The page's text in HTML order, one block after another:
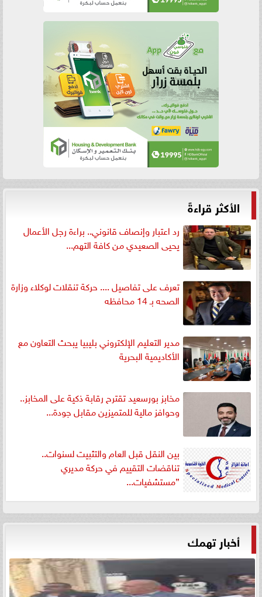
الأكثر قراءةً
رد اعتبار وإنصاف قانوني.. براءة رجل الأعمال
يحيى الصعيدي من كافة التهم...
تعرف على تفاصيل .... حركة تنقلات لوكلاء وزارة
الصحه بـ 14 محافظه
مدير التعليم الإلكتروني بليبيا يبحث التعاون مع
الأكاديمية البحرية
مخابز بورسعيد تقترح رقابة ذكية على المخابز..
وحوافز مالية للمتميزين مقابل جودة...
بين النقل قبل العام والتثبيت لسنوات..
تناقضات التقييم في حركة مديري
”مستشفيات...
أخبار تهمك